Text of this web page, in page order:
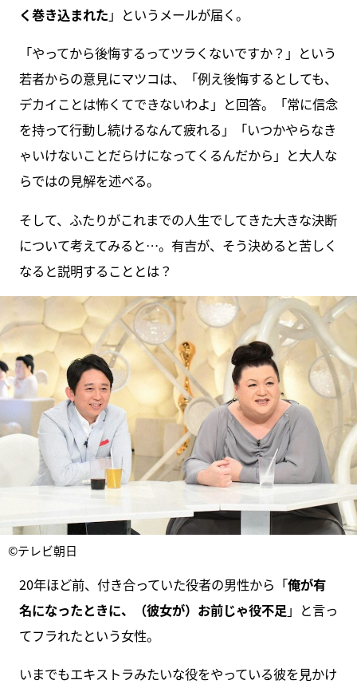
く巻き込まれた 」というメールが届く。
「やってから後悔するってツラくないですか？」という
若者からの意見にマツコは、「例え後悔するとしても、
デカイことは怖くてできないわよ」と回答。「常に信念
を持って行動し続けるなんて疲れる」「いつかやらなき
ゃいけないことだらけになってくるんだから」と大人な
らではの見解を述べる。
そして、ふたりがこれまでの人生でしてきた大きな決断
について考えてみると…。有吉が、そう決めると苦しく
なると説明することとは？
©テレビ朝日
20年ほど前、付き合っていた役者の男性から「俺が有
名になったときに、（彼女が）お前じゃ役不足 」と言っ
てフラれたという女性。
いまでもエキストラみたいな役をやっている彼を見かけ